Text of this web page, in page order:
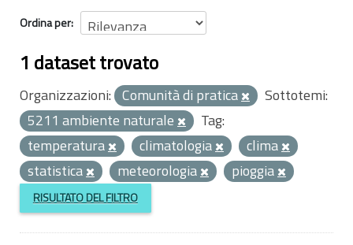
Ordina per
1 dataset trovato
Organizzazioni: Comunità di pratica
Sottotemi:
5211 ambiente naturale
Tag:
temperatura
climatologia
clima
statistica
meteorologia pioggia
RISULTATO DEL FILTRO